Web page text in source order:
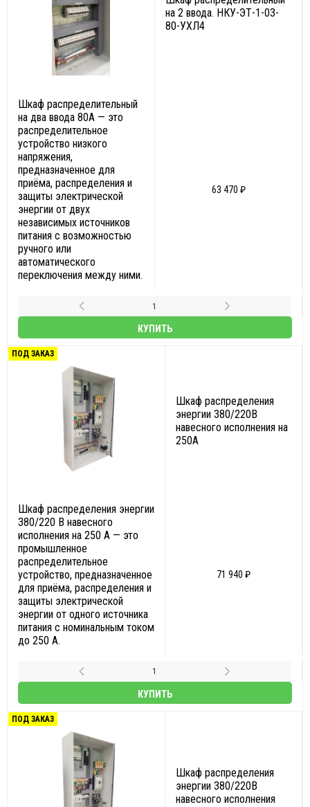
на 2 ввода. НКУ-ЭТ-1-03-
80-УХЛ4
Шкаф распределительный
на два ввода 80А — это
распределительное
устройство низкого
напряжения,
предназначенное для
приёма, распределения и
защиты электрической
энергии от двух
независимых источников
питания с возможностью
ручного или
автоматического
переключения между ними.
63 470 ₽
КУПИТЬ
ПОД ЗАКАЗ
Шкаф распределения
энергии 380/220В
навесного исполнения на
250А
Шкаф распределения энергии
380/220 В навесного
исполнения на 250 А — это
промышленное
распределительное
устройство, предназначенное
для приёма, распределения и
защиты электрической
энергии от одного источника
питания с номинальным током
до 250 А.
71 940 ₽
КУПИТЬ
ПОД ЗАКАЗ
Шкаф распределения
энергии 380/220В
навесного исполнения